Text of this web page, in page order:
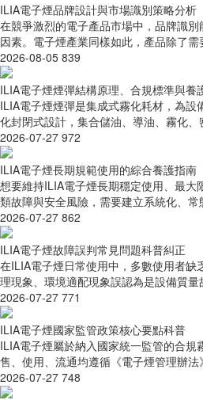
ILIA電子煙品牌設計與市場識別策略分析
在競爭激烈的電子產品市場中，品牌識
因素。電子煙產業同樣如此，產品除了
2026-08-05 839
ILIA電子煙煙彈結構原理、合規標準與養
ILIA電子煙煙彈是集成式霧化耗材，為設
化封閉式設計，集合儲油、導油、霧化
2026-07-27 972
ILIA電子煙長期規範使用的綜合養護指南
想要維持ILIA電子煙長期穩定使用、最大
類故障與安全風險，需要建立系統化、
2026-07-27 862
ILIA電子煙故障誤判常見問題科普糾正
在ILIA電子煙日常使用中，多數使用者缺
理現象、環境適配現象誤認為是設備質
2026-07-27 771
ILIA電子煙國家監管政策核心要點科普
ILIA電子煙屬於納入國家統一監管的合
售、使用、流通均遵循《電子煙管理辦
2026-07-27 748